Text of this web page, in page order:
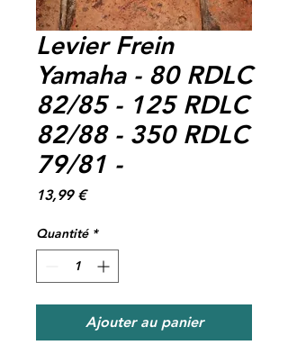
Levier Frein
Yamaha - 80 RDLC
82/85 - 125 RDLC
82/88 - 350 RDLC
79/81 -
13,99 €Prix
Quantité *
Ajouter au panier